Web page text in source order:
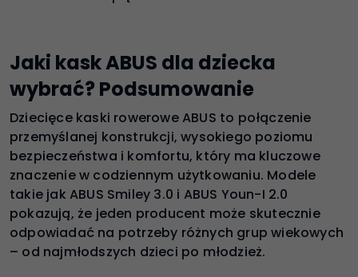
Jaki kask ABUS dla dziecka
wybrać? Podsumowanie
Dziecięce kaski rowerowe ABUS to połączenie
przemyślanej konstrukcji, wysokiego poziomu
bezpieczeństwa i komfortu, który ma kluczowe
znaczenie w codziennym użytkowaniu. Modele
takie jak ABUS Smiley 3.0 i ABUS Youn-I 2.0
pokazują, że jeden producent może skutecznie
odpowiadać na potrzeby różnych grup wiekowych
– od najmłodszych dzieci po młodzież.